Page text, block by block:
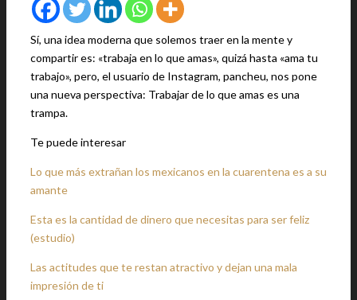
Sí, una idea moderna que solemos traer en la mente y
compartir es: «trabaja en lo que amas», quizá hasta «ama tu
trabajo», pero, el usuario de Instagram, pancheu, nos pone
una nueva perspectiva: Trabajar de lo que amas es una
trampa.
Te puede interesar
Lo que más extrañan los mexicanos en la cuarentena es a su
amante
Esta es la cantidad de dinero que necesitas para ser feliz
(estudio)
Las actitudes que te restan atractivo y dejan una mala
impresión de ti